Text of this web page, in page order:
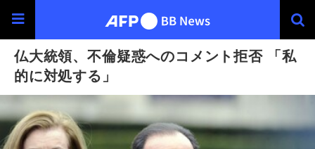
仏大統領、不倫疑惑へのコメント拒否 「私
的に対処する」